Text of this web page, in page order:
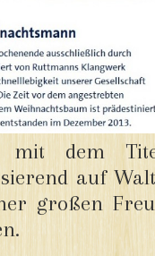
mit dem
auf
großen